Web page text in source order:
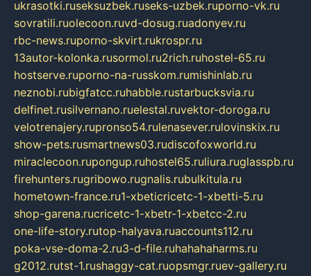
ukrasotki.ruseksuzbek.ruseks-uzbek.ruporno-vk.ru
sovratili.ruolecoon.ruvd-dosug.ruadonyev.ru
rbc-news.ruporno-skvirt.rukrospr.ru
13autor-kolonka.rusormol.ru2rich.ruhostel-65.ru
hostserve.ruporno-na-russkom.rumishinlab.ru
neznobi.rubigfatcc.ruhabble.rustarbucksvia.ru
delfinet.rusilvernano.ruelestal.ruvektor-doroga.ru
velotrenajery.rupronso54.rulenasever.rulovinskix.ru
show-pets.rusmartnews03.rudiscofoxworld.ru
miraclecoon.rupongup.ruhostel65.ruliura.ruglasspb.ru
firehunters.rugribowo.rugnalis.rubulkitula.ru
hometown-france.ru1-xbeticricetc-1-xbetti-5.ru
shop-garena.rucricetc-1-xbetr-1-xbetcc-2.ru
one-life-story.rutop-halyava.ruaccounts112.ru
poka-vse-doma-2.ru3-d-file.ruhahahaharms.ru
g2012.rutst-1.rushaggy-cat.ruopsmgr.ruev-gallery.ru